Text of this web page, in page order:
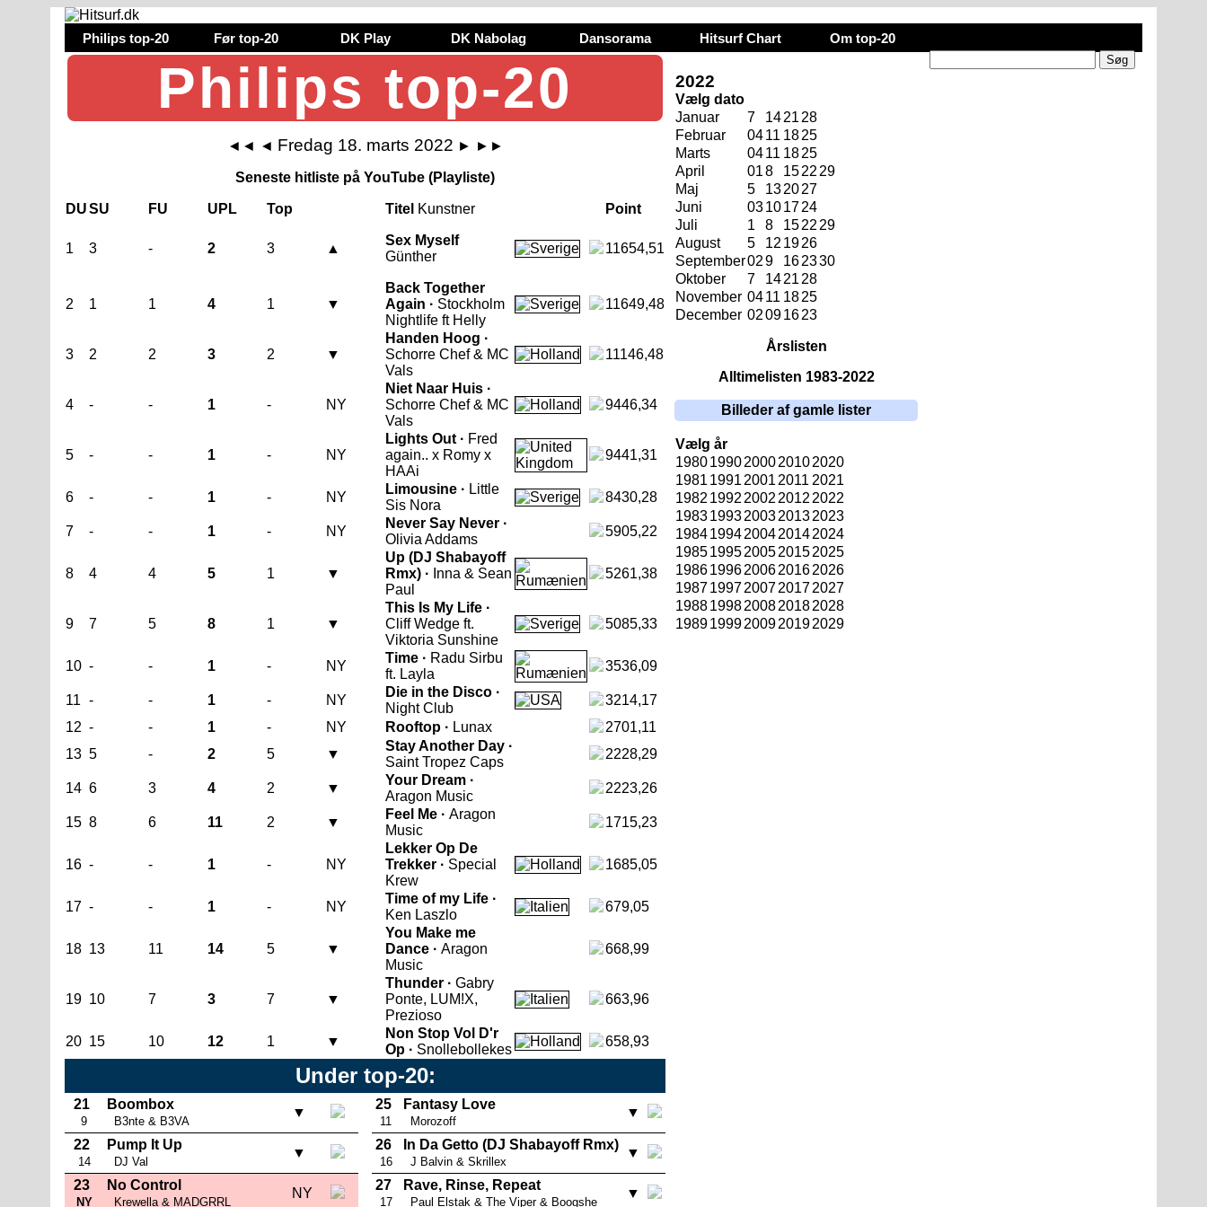
Philips top-20 Før top-20 DK Play DK Nabolag Dansorama Hitsurf Chart Om top-20
Philips top-20
◄◄ ◄ Fredag 18. marts 2022 ► ►►
Seneste hitliste på YouTube (Playliste)
DUSU FU UPL Top Titel Kunstner Point
1 3 - 2 3 ▲
Sex Myself
Günther
11654,51
2 1 1 4 1 ▼
Back Together
Again · Stockholm
Nightlife ft Helly
11649,48
3 2 2 3 2 ▼
Handen Hoog ·
Schorre Chef & MC
Vals
11146,48
4 - - 1 - NY
Niet Naar Huis ·
Schorre Chef & MC
Vals
9446,34
5 - - 1 - NY
Lights Out · Fred
again.. x Romy x
HAAi
9441,31
6 - - 1 - NY
Limousine · Little
Sis Nora
8430,28
7 - - 1 - NY
Never Say Never ·
Olivia Addams
5905,22
8 4 4 5 1 ▼
Up (DJ Shabayoff
Rmx) · Inna & Sean
Paul
5261,38
9 7 5 8 1 ▼
This Is My Life ·
Cliff Wedge ft.
Viktoria Sunshine
5085,33
10 - - 1 - NY
Time · Radu Sirbu
ft. Layla
3536,09
11 - - 1 - NY
Die in the Disco ·
Night Club
3214,17
12 - - 1 - NY Rooftop · Lunax
2701,11
13 5 - 2 5 ▼
Stay Another Day ·
Saint Tropez Caps
2228,29
14 6 3 4 2 ▼
Your Dream ·
Aragon Music
2223,26
15 8 6 11 2 ▼
Feel Me · Aragon
Music
1715,23
16 - - 1 - NY
Lekker Op De
Trekker · Special
Krew
1685,05
17 - - 1 - NY
Time of my Life ·
Ken Laszlo
679,05
18 13 11 14 5 ▼
You Make me
Dance · Aragon
Music
668,99
19 10 7 3 7 ▼
Thunder · Gabry
Ponte, LUM!X,
Prezioso
663,96
20 15 10 12 1 ▼
Non Stop Vol D'r
Op · Snollebollekes
658,93
Under top-20:
21
9
Boombox
B3nte & B3VA
▼
22
14
Pump It Up
DJ Val
▼
23
NY
No Control
Krewella & MADGRRL
NY
25
11
Fantasy Love
Morozoff
▼
26
16
In Da Getto (DJ Shabayoff Rmx)
J Balvin & Skrillex
▼
27
17
Rave, Rinse, Repeat
Paul Elstak & The Viper & Boogshe
▼
2022
Vælg dato
Januar
7 1421 28
Februar
0411 1825
Marts
0411 1825
April
018 1522 29
Maj
5 132027
Juni
03101724
Juli
1 8 1522 29
August
5 12 1926
September029 162330
Oktober
7 1421 28
November 0411 1825
December 02091623
Årslisten
Alltimelisten 1983-2022
Billeder af gamle lister
Vælg år
19801990200020102020
1981 1991 2001 2011 2021
1982 1992 2002 2012 2022
19831993200320132023
19841994200420142024
19851995200520152025
19861996200620162026
19871997200720172027
19881998200820182028
19891999200920192029